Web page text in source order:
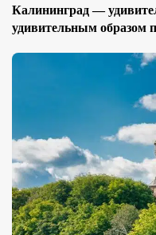
Калининград —
удивительным образом
наследие. Он долгое
Кёнигсберг и вошёл в
мировой войны. Ныне
самых интересных и
регионов страны,
европейской
и множеством […]